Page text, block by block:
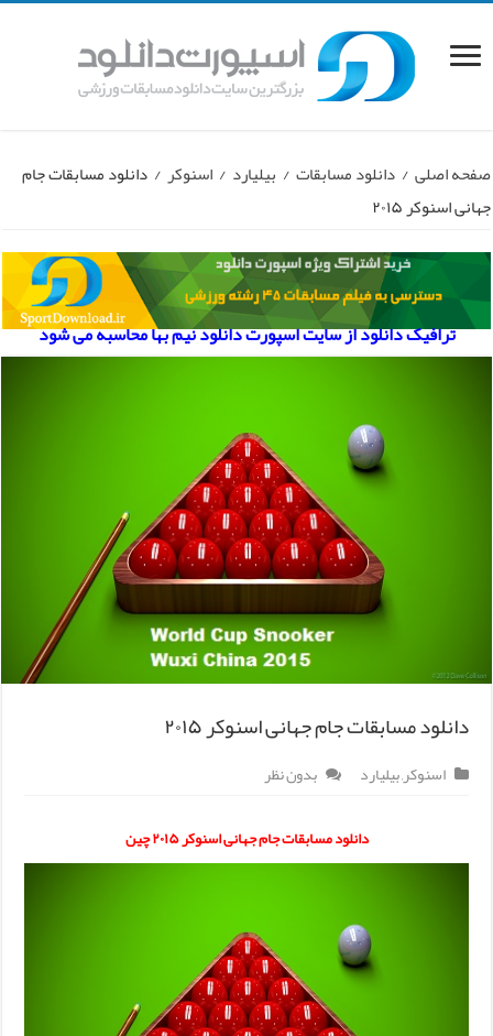
صفحه اصلی / دانلود مسابقات / بیلیارد / اسنوکر / دانلود مسابقات جام
جهانی اسنوکر ۲۰۱۵
ترافیک دانلود از سایت اسپورت دانلود نیم بها محاسبه می شود
دانلود مسابقات جام جهانی اسنوکر ۲۰۱۵
اسنوکر,بیلیارد بدون نظر
دانلود مسابقات جام جهانی اسنوکر ۲۰۱۵ چین